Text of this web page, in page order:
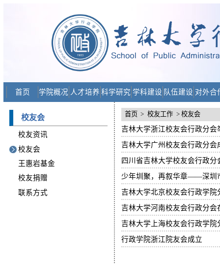
首页 学院概况 人才培养 科学研究 学科建设 队伍建设 对外合
校友会
校友资讯
校友会
王惠岩基金
校友捐赠
联系方式
首页 > 校友工作 > 校友会
吉林大学浙江校友会行政分
吉林大学广州校友会行政分会
四川省吉林大学校友会行政
少年圳聚，再叙华章——深圳
吉林大学北京校友会行政学院
吉林大学河南校友会行政分会
吉林大学上海校友会行政学院
行政学院浙江院友会成立